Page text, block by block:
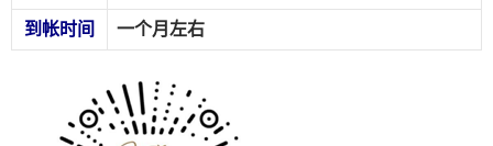
到帐时间 一个月左右